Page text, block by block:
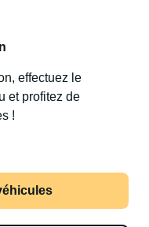
effectuez le
et profitez de
!